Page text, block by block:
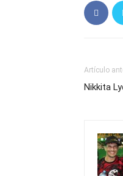
Artículo
Nikkita